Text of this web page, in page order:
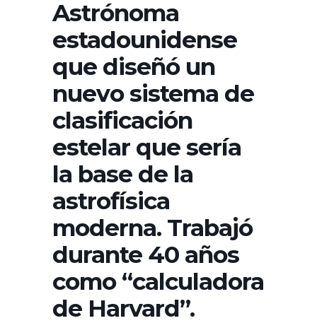
Astrónoma
estadounidense
que diseñó un
nuevo sistema de
clasificación
estelar que sería
la base de la
astrofísica
moderna.​ Trabajó
durante 40 años
como “calculadora
de Harvard”.